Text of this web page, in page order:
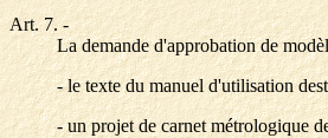
Art. 7.-
La demande d'approbation de
- le texte du manuel d'utilisation
- un projet de carnet métrologique